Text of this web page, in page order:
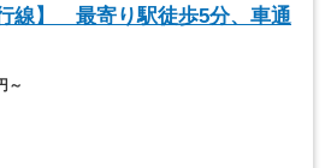
線】 最寄り駅徒歩5分、車通
～